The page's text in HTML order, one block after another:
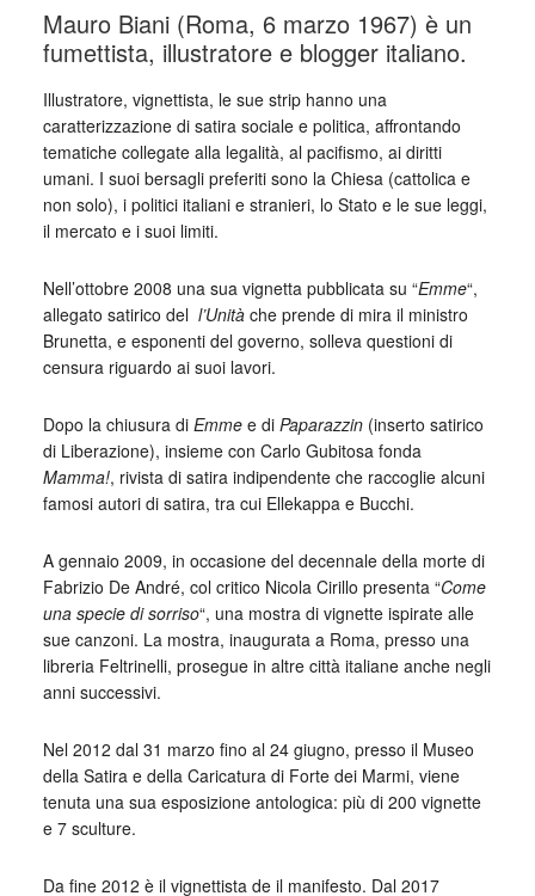
Mauro Biani (Roma, 6 marzo 1967) è un
fumettista, illustratore e blogger italiano.
Illustratore, vignettista, le sue strip hanno una
caratterizzazione di satira sociale e politica, affrontando
tematiche collegate alla legalità, al pacifismo, ai diritti
umani. I suoi bersagli preferiti sono la Chiesa (cattolica e
non solo), i politici italiani e stranieri, lo Stato e le sue leggi,
il mercato e i suoi limiti.
Nell’ottobre 2008 una sua vignetta pubblicata su “Emme“,
allegato satirico del l’Unitàche prende di mira il ministro
Brunetta, e esponenti del governo, solleva questioni di
censura riguardo ai suoi lavori.
Dopo la chiusura di Emmee diPaparazzin(inserto satirico
di Liberazione), insieme con Carlo Gubitosa fonda
Mamma!, rivista di satira indipendente che raccoglie alcuni
famosi autori di satira, tra cui Ellekappa e Bucchi.
A gennaio 2009, in occasione del decennale della morte di
Fabrizio De André, col critico Nicola Cirillo presenta “Come
una specie di sorriso“, una mostra di vignette ispirate alle
sue canzoni. La mostra, inaugurata a Roma, presso una
libreria Feltrinelli, prosegue in altre città italiane anche negli
anni successivi.
Nel 2012 dal 31 marzo fino al 24 giugno, presso il Museo
della Satira e della Caricatura di Forte dei Marmi, viene
tenuta una sua esposizione antologica: più di 200 vignette
e 7 sculture.
Da fine 2012 è il vignettista de il manifesto. Dal 2017